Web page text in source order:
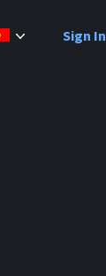
Sign In